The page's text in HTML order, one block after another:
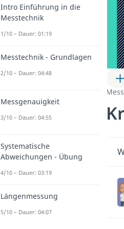
Intro Einführung in die
Messtechnik
1/10 – Dauer: 01:19
Messtechnik - Grundlagen
2/10 – Dauer: 04:48
Messgenauigkeit
3/10 – Dauer: 04:55
Systematische
Abweichungen - Übung
4/10 – Dauer: 03:19
Längenmessung
5/10 – Dauer: 04:07